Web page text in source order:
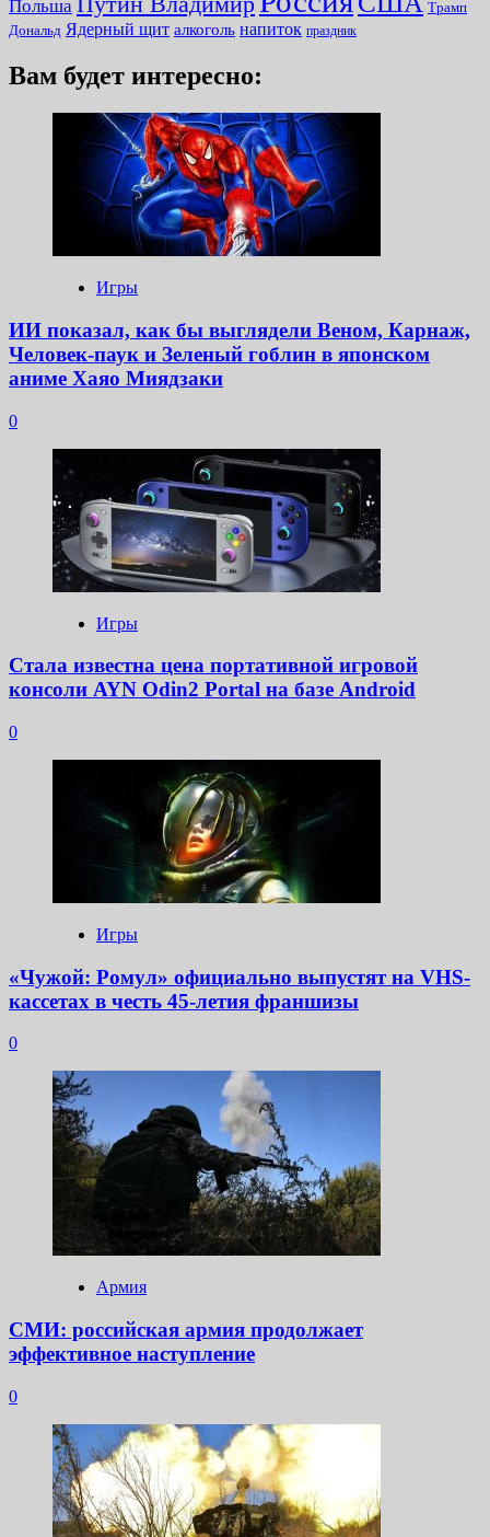
Польша
Трамп
Дональд Ядерный щит алкоголь напиток праздник
Вам будет интересно:
Игры
ИИ показал, как бы выглядели Веном, Карнаж,
Человек-паук и Зеленый гоблин в японском
аниме Хаяо Миядзаки
0
Игры
Стала известна цена портативной игровой
консоли AYN Odin2 Portal на базе Android
0
Игры
«Чужой: Ромул» официально выпустят на VHS-
кассетах в честь 45-летия франшизы
0
Армия
СМИ: российская армия продолжает
эффективное наступление
0